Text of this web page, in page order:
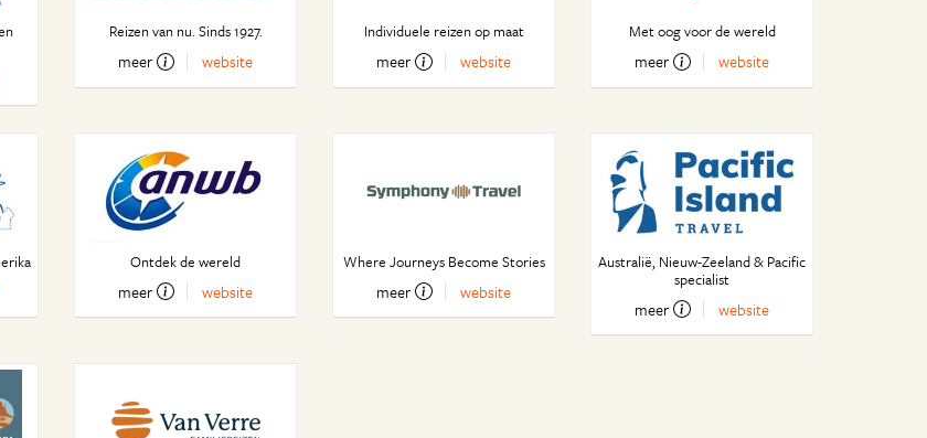
Reizen van nu. Sinds 1927.
meer website
Individuele reizen op maat
meer website
Met oog voor de wereld
meer website
Ontdek de wereld
meer website
Where Journeys Become Stories
meer website
Australië, Nieuw-Zeeland & Pacific
specialist
meer website